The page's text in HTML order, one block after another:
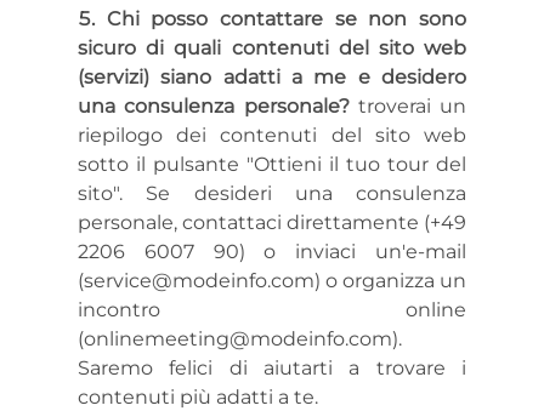
Chi posso contattare se non sono
sicuro di quali contenuti del sito web
(servizi) siano adatti a me e desidero
una consulenza personale?troverai un
riepilogo dei contenuti del sito web
sotto il pulsante "Ottieni il tuo tour del
sito". Se desideri una consulenza
personale, contattaci direttamente (+49
2206 6007 90) o inviaci un'e-mail
(service@modeinfo.com) o organizza un
incontro online
(onlinemeeting@modeinfo.com).
Saremo felici di aiutarti a trovare i
contenuti più adatti a te.